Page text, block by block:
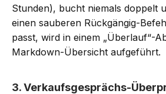
Stunden), bucht niemals doppelt
einen sauberen Rückgängig-
passt, wird in einem „Überlauf“-
Markdown-Übersicht aufgeführt.
3. Verkaufsgesprächs-